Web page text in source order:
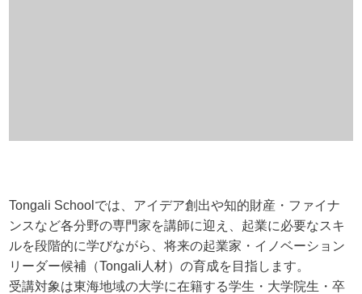
Tongali Schoolでは、アイデア創出や知的財産・ファイナ
ンスなど各分野の専門家を講師に迎え、起業に必要なスキ
ルを段階的に学びながら、将来の起業家・イノベーション
リーダー候補（Tongali人材）の育成を目指します。
受講対象は東海地域の大学に在籍する学生・大学院生・卒